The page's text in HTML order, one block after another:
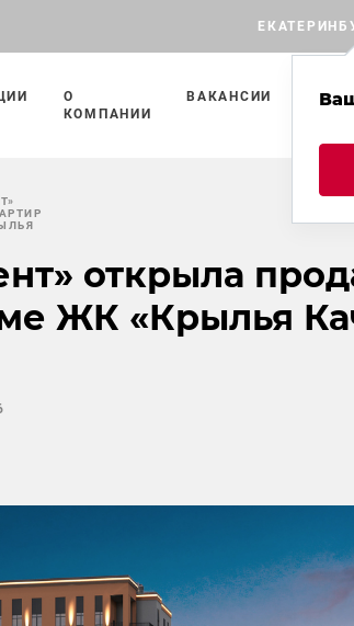
О
КОМПАНИИ
ВАКАНСИИ
открыла
ЖК «Крылья